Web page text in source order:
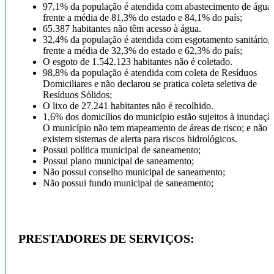
97,1% da população é atendida com abastecimento de água,
frente a média de 81,3% do estado e 84,1% do país;
65.387 habitantes não têm acesso à água.
32,4% da população é atendida com esgotamento sanitário,
frente a média de 32,3% do estado e 62,3% do país;
O esgoto de 1.542.123 habitantes não é coletado.
98,8% da população é atendida com coleta de Resíduos
Domiciliares e não declarou se pratica coleta seletiva de
Resíduos Sólidos;
O lixo de 27.241 habitantes não é recolhido.
1,6% dos domicílios do município estão sujeitos à
O município não tem mapeamento de áreas de risco; e não
existem sistemas de alerta para riscos hidrológicos.
Possui política municipal de saneamento;
Possui plano municipal de saneamento;
Não possui conselho municipal de saneamento;
Não possui fundo municipal de saneamento;
PRESTADORES DE SERVIÇOS: